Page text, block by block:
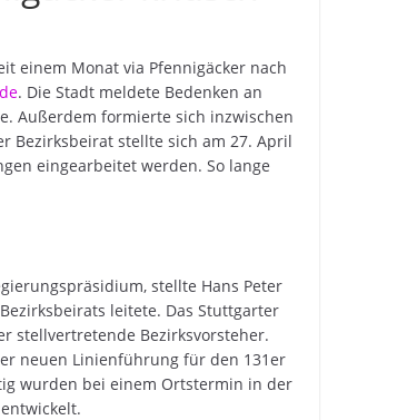
einem Monat via Pfennigäcker nach
. Die Stadt meldete Bedenken an
Außerdem formierte sich inzwischen
Bezirksbeirat stellte sich am 27. April
eingearbeitet werden. So lange
stellte Hans Peter
leitete. Das Stuttgarter
stellvertretende Bezirksvorsteher.
neuen Linienführung für den 131er
wurden bei einem Ortstermin in der